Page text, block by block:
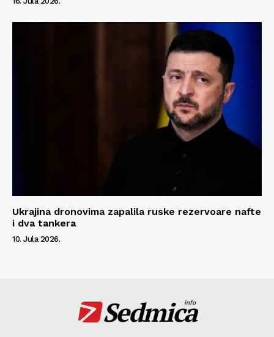
Ukrajina dronovima zapalila ruske rezervoare nafte
i dva tankera
10. Jula 2026.
Sedmica
info